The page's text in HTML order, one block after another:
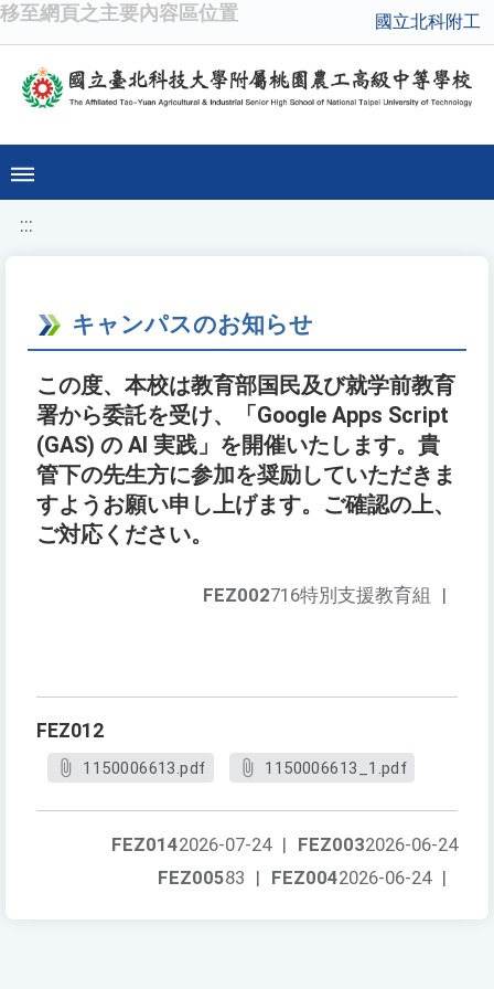
移至網頁之主要內容區位置 國立北科附工
:::
キャンパスのお知らせ
この度、本校は教育部国民及び就学前教育
署から委託を受け、「Google Apps Script
(GAS) の AI 実践」を開催いたします。貴
管下の先生方に参加を奨励していただきま
すようお願い申し上げます。ご確認の上、
ご対応ください。
FEZ002716特別支援教育組 |
FEZ012
1150006613.pdf 1150006613_1.pdf
FEZ0032026-06-24
FEZ0142026-07-24 |
FEZ0042026-06-24 |
FEZ00583 |